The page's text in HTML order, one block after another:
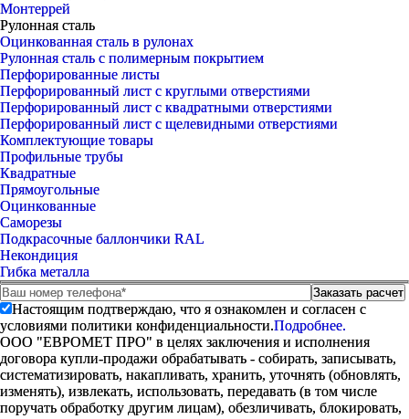
Монтеррей
Рулонная сталь
Оцинкованная сталь в рулонах
Рулонная сталь с полимерным покрытием
Перфорированные листы
Перфорированный лист с круглыми отверстиями
Перфорированный лист с квадратными отверстиями
Перфорированный лист с щелевидными отверстиями
Комплектующие товары
Профильные трубы
Квадратные
Прямоугольные
Оцинкованные
Саморезы
Подкрасочные баллончики RAL
Некондиция
Гибка металла
Настоящим подтверждаю, что я ознакомлен и согласен с
условиями политики конфиденциальности.Подробнее.
ООО "ЕВРОМЕТ ПРО" в целях заключения и исполнения
договора купли-продажи обрабатывать - собирать, записывать,
систематизировать, накапливать, хранить, уточнять (обновлять,
изменять), извлекать, использовать, передавать (в том числе
поручать обработку другим лицам), обезличивать, блокировать,